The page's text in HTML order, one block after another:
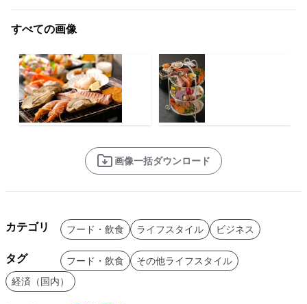
すべての画像
画像一括ダウンロード
カテゴリ フード・飲食 ライフスタイル ビジネス
タグ フード・飲食
その他ライフスタイル
経済（国内）